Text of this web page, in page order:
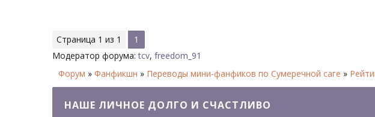
Страница 1 из 1
1
Модератор форума:tcv, freedom_91
Форум » Фанфикшн » Переводы мини-фанфиков по Сумеречной саге »
НАШЕ ЛИЧНОЕ ДОЛГО И СЧАСТЛИВО